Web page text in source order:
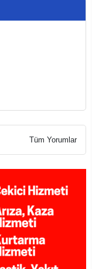
Tüm Yorumlar